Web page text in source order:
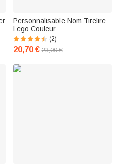
Personnalisable Nom Tirelire
Lego Couleur
(2)
20,70 € 23,00 €